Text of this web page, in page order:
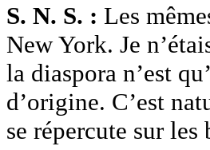
S. N. S. : Les
New York. Je
la diaspora n’est
d’origine. C’est
se répercute sur